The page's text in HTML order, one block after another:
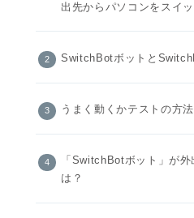
出先からパソコンをスイ
SwitchBotボットと
うまく動くかテストの方法
「SwitchBotボット」が
は？